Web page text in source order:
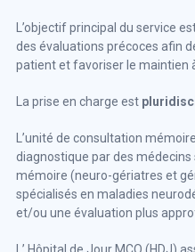
L’objectif principal du service
des évaluations précoces afin
patient et favoriser le maintien
La prise en charge est
L’unité de consultation
diagnostique par des
mémoire (neuro-gériatres et
spécialisés en maladies
et/ou une évaluation plus